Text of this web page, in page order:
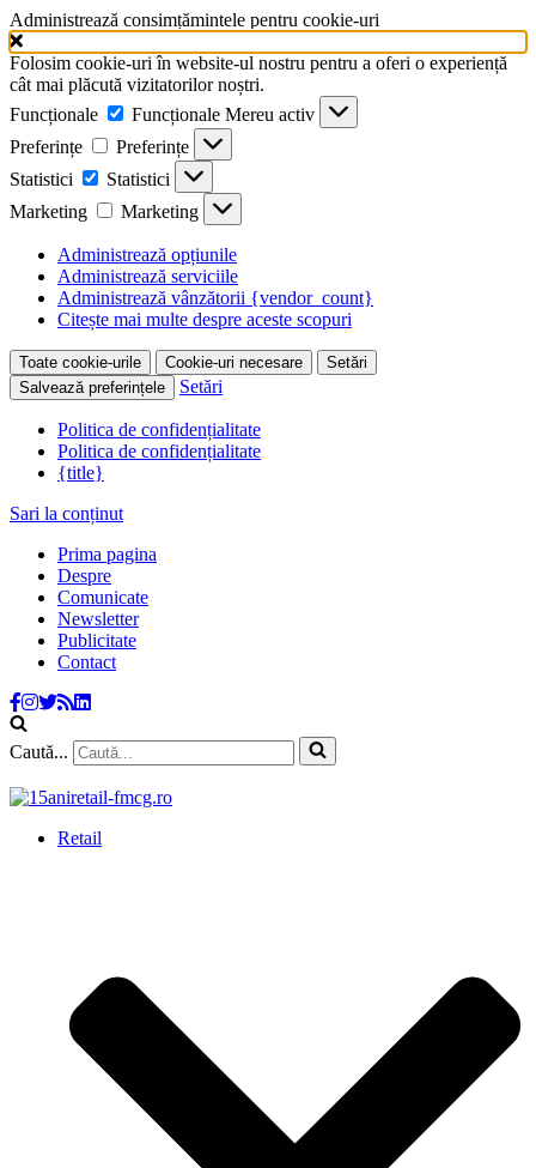
Administrează consimțămintele pentru cookie-uri
Folosim cookie-uri în website-ul nostru pentru a oferi o experiență
cât mai plăcută vizitatorilor noștri.
Funcționale
Funcționale Mereu activ
Preferințe
Preferințe
Statistici
Statistici
Marketing
Marketing
Administrează opțiunile
Administrează serviciile
Administrează vânzătorii {vendor_count}
Citește mai multe despre aceste scopuri
Toate cookie-urile Cookie-uri necesare
Setări
Salvează preferințele
Setări
Politica de confidențialitate
Politica de confidențialitate
{title}
Sari la conținut
Prima pagina
Despre
Comunicate
Newsletter
Publicitate
Contact
Caută...
Retail